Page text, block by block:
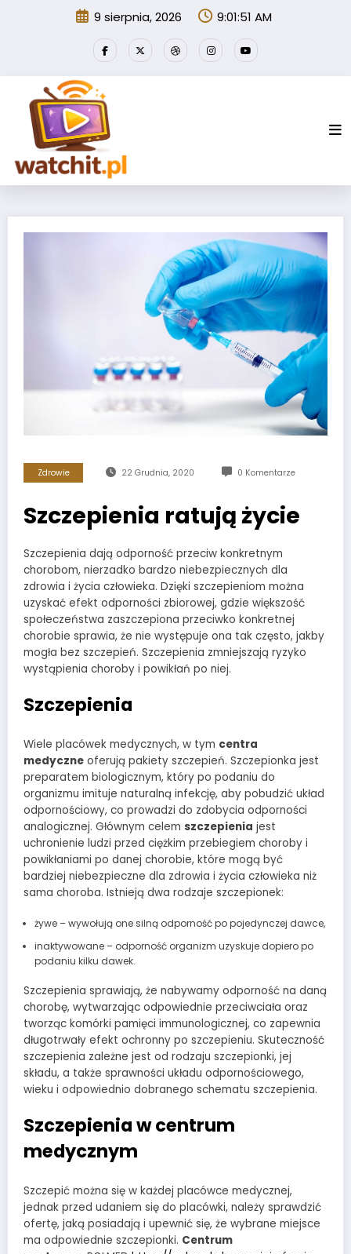
9 sierpnia, 2026 9:01:52 AM
Zdrowie 22 Grudnia, 2020 0 Komentarze
Szczepienia ratują życie
Szczepienia dają odporność przeciw konkretnym
chorobom, nierzadko bardzo niebezpiecznych dla
zdrowia i życia człowieka. Dzięki szczepieniom można
uzyskać efekt odporności zbiorowej, gdzie większość
społeczeństwa zaszczepiona przeciwko konkretnej
chorobie sprawia, że nie występuje ona tak często, jakby
mogła bez szczepień. Szczepienia zmniejszają ryzyko
wystąpienia choroby i powikłań po niej.
Szczepienia
Wiele placówek medycznych, w tym centra
medyczne oferują pakiety szczepień. Szczepionka jest
preparatem biologicznym, który po podaniu do
organizmu imituje naturalną infekcję, aby pobudzić układ
odpornościowy, co prowadzi do zdobycia odporności
analogicznej. Głównym celem szczepienia jest
uchronienie ludzi przed ciężkim przebiegiem choroby i
powikłaniami po danej chorobie, które mogą być
bardziej niebezpieczne dla zdrowia i życia człowieka niż
sama choroba. Istnieją dwa rodzaje szczepionek:
żywe – wywołują one silną odporność po pojedynczej dawce,
inaktywowane – odporność organizm uzyskuje dopiero po
podaniu kilku dawek.
Szczepienia sprawiają, że nabywamy odporność na daną
chorobę, wytwarzając odpowiednie przeciwciała oraz
tworząc komórki pamięci immunologicznej, co zapewnia
długotrwały efekt ochronny po szczepieniu. Skuteczność
szczepienia zależne jest od rodzaju szczepionki, jej
składu, a także sprawności układu odpornościowego,
wieku i odpowiednio dobranego schematu szczepienia.
Szczepienia w centrum
medycznym
Szczepić można się w każdej placówce medycznej,
jednak przed udaniem się do placówki, należy sprawdzić
ofertę, jaką posiadają i upewnić się, że wybrane miejsce
ma odpowiednie szczepionki. Centrum